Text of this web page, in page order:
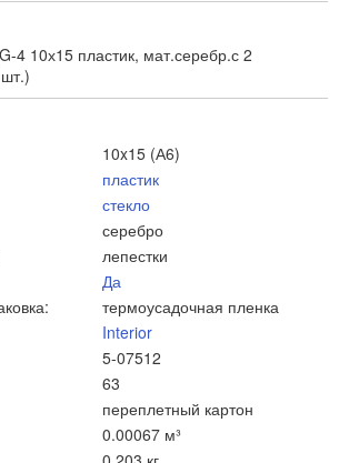
4 10х15 пластик, мат.серебр.с 2
10x15 (А6)
пластик
стекло
серебро
лепестки
Да
термоусадочная пленка
Interior
5-07512
63
переплетный картон
0.00067 м³